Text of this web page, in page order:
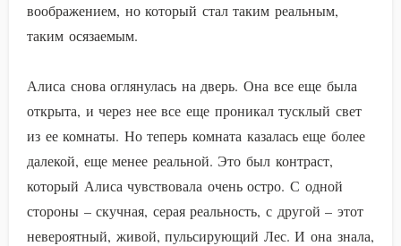
воображением, но который стал таким реальным,
таким осязаемым.
Алиса снова оглянулась на дверь. Она все еще была
открыта, и через нее все еще проникал тусклый свет
из ее комнаты. Но теперь комната казалась еще более
далекой, еще менее реальной. Это был контраст,
который Алиса чувствовала очень остро. С одной
стороны – скучная, серая реальность, с другой – этот
невероятный, живой, пульсирующий Лес. И она знала,